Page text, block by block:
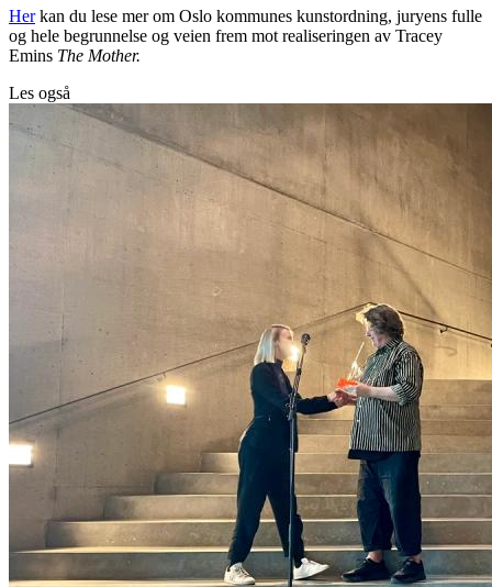
Herkan du lese mer om Oslo kommunes kunstordning, juryens fulle
og hele begrunnelse og veien frem mot realiseringen av Tracey
Emins The Mother.
Les også